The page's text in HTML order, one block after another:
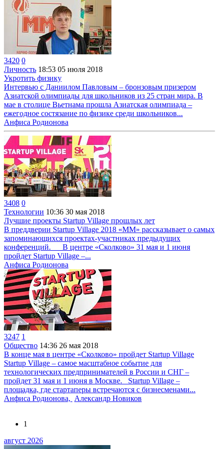
3420 0
Личность 18:53 05 июля 2018
Укротить физику
Интервью с Даниилом Павловым – бронзовым призером
Азиатской олимпиады для школьников из 25 стран мира. В
мае в столице Вьетнама прошла Азиатская олимпиада –
ежегодное состязание по физике среди школьников...
Анфиса Родионова
3408 0
Технологии 10:36 30 мая 2018
Лучшие проекты Startup Village прошлых лет
В преддверии Startup Village 2018 «ММ» рассказывает о самых
запоминающихся проектах-участниках предыдущих
конференций. В центре «Сколково» 31 мая и 1 июня
пройдет Startup Village –...
Анфиса Родионова
3247 1
Общество 14:36 26 мая 2018
В конце мая в центре «Сколково» пройдет Startup Village
Startup Village – самое масштабное событие для
технологических предпринимателей в России и СНГ –
пройдет 31 мая и 1 июня в Москве. Startup Village –
площадка, где стартаперы встречаются с бизнесменами...
Анфиса Родионова, Александр Новиков
1
август 2026